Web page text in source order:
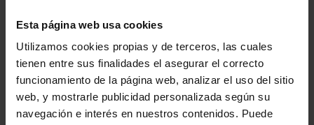
Esta página web usa cookies
Utilizamos cookies propias y de terceros, las cuales
tienen entre sus finalidades el asegurar el correcto
funcionamiento de la página web, analizar el uso del sitio
web, y mostrarle publicidad personalizada según su
navegación e interés en nuestros contenidos. Puede
Lanson Noble Blc De Blc
Champagne Lanson
2004
93Pa
Precio normal
290,40 €
Champagne Lanson
90Pa 92Ja
Precio normal
674,10 €